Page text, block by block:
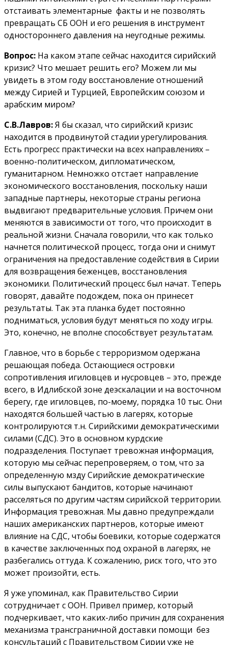
отстаивать элементарные факты и не позволять
превращать СБ ООН и его решения в инструмент
одностороннего давления на неугодные режимы.
Вопрос: На каком этапе сейчас находится сирийский
кризис? Что мешает решить его? Можем ли мы
увидеть в этом году восстановление отношений
между Сирией и Турцией, Европейским союзом и
арабским миром?
С.В.Лавров:Я бы сказал, что сирийский кризис
находится в продвинутой стадии урегулирования.
Есть прогресс практически на всех направлениях –
военно-политическом, дипломатическом,
гуманитарном. Немножко отстает направление
экономического восстановления, поскольку наши
западные партнеры, некоторые страны региона
выдвигают предварительные условия. Причем они
меняются в зависимости от того, что происходит в
реальной жизни. Сначала говорили, что как только
начнется политической процесс, тогда они и снимут
ограничения на предоставление содействия в Сирии
для возвращения беженцев, восстановления
экономики. Политический процесс был начат. Теперь
говорят, давайте подождем, пока он принесет
результаты. Так эта планка будет постоянно
подниматься, условия будут меняться по ходу игры.
Это, конечно, не вполне способствует результатам.
Главное, что в борьбе с терроризмом одержана
решающая победа. Остающиеся островки
сопротивления игиловцев и нусровцев – это, прежде
всего, в Идлибской зоне деэскалации и на восточном
берегу, где игиловцев, по-моему, порядка 10 тыс. Они
находятся большей частью в лагерях, которые
контролируются т.н. Сирийскими демократическими
силами (СДС). Это в основном курдские
подразделения. Поступает тревожная информация,
которую мы сейчас перепроверяем, о том, что за
определенную мзду Сирийские демократические
силы выпускают бандитов, которые начинают
расселяться по другим частям сирийской территории.
Информация тревожная. Мы давно предупреждали
наших американских партнеров, которые имеют
влияние на СДС, чтобы боевики, которые содержатся
в качестве заключенных под охраной в лагерях, не
разбегались оттуда. К сожалению, риск того, что это
может произойти, есть.
Я уже упоминал, как Правительство Сирии
сотрудничает с ООН. Привел пример, который
подчеркивает, что каких-либо причин для сохранения
механизма трансграничной доставки помощи без
консультаций с Правительством Сирии уже не